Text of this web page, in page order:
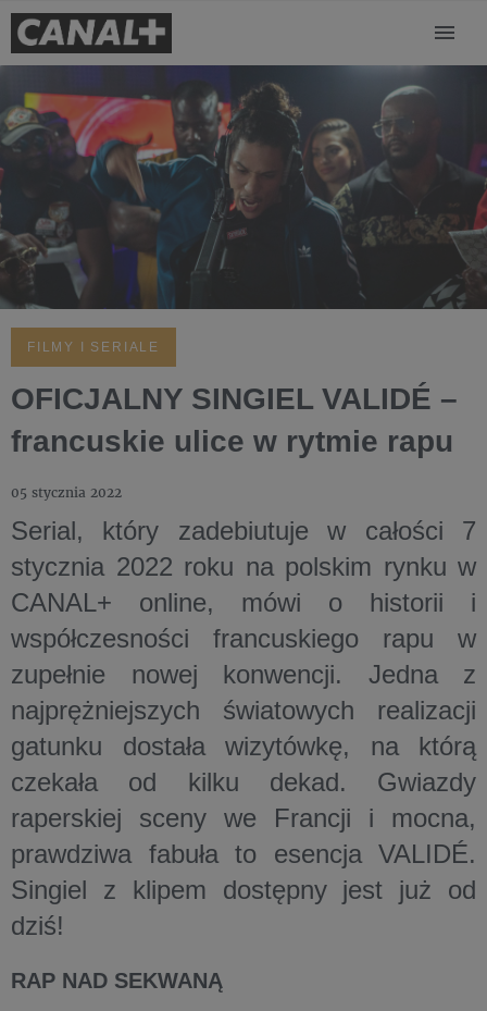
FILMY I SERIALE
OFICJALNY SINGIEL VALIDÉ –
francuskie ulice w rytmie rapu
05 stycznia 2022
Serial, który zadebiutuje w całości 7
stycznia 2022 roku na polskim rynku w
CANAL+ online, mówi o historii i
współczesności francuskiego rapu w
zupełnie nowej konwencji. Jedna z
najprężniejszych światowych realizacji
gatunku dostała wizytówkę, na którą
czekała od kilku dekad. Gwiazdy
raperskiej sceny we Francji i mocna,
prawdziwa fabuła to esencja VALIDÉ.
Singiel z klipem dostępny jest już od
dziś!
RAP NAD SEKWANĄ